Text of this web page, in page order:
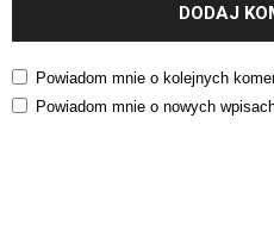
Powiadom mnie o kolejnych
Powiadom mnie o nowych